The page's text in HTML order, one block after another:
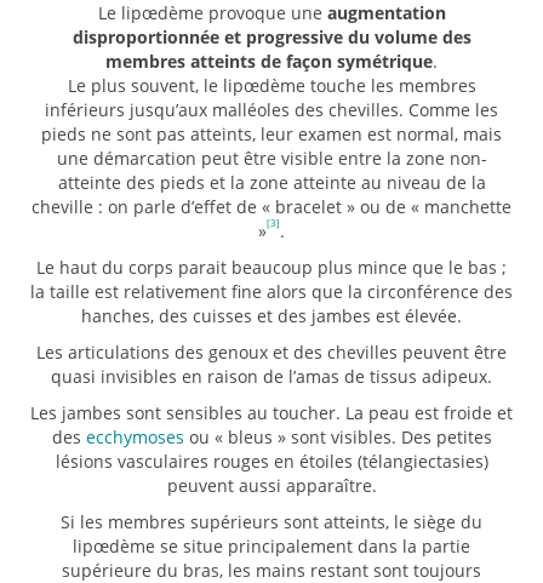
Le lipœdème provoque une augmentation
disproportionnée et progressive du volume des
membres atteints de façon symétrique.
Le plus souvent, le lipœdème touche les membres
inférieurs jusqu’aux malléoles des chevilles. Comme les
pieds ne sont pas atteints, leur examen est normal, mais
une démarcation peut être visible entre la zone non-
atteinte des pieds et la zone atteinte au niveau de la
cheville : on parle d’effet de « bracelet » ou de « manchette
»[3] .
Le haut du corps parait beaucoup plus mince que le bas ;
la taille est relativement fine alors que la circonférence des
hanches, des cuisses et des jambes est élevée.
Les articulations des genoux et des chevilles peuvent être
quasi invisibles en raison de l’amas de tissus adipeux.
Les jambes sont sensibles au toucher. La peau est froide et
des ecchymoses ou « bleus » sont visibles. Des petites
lésions vasculaires rouges en étoiles (télangiectasies)
peuvent aussi apparaître.
Si les membres supérieurs sont atteints, le siège du
lipœdème se situe principalement dans la partie
supérieure du bras, les mains restant sont toujours